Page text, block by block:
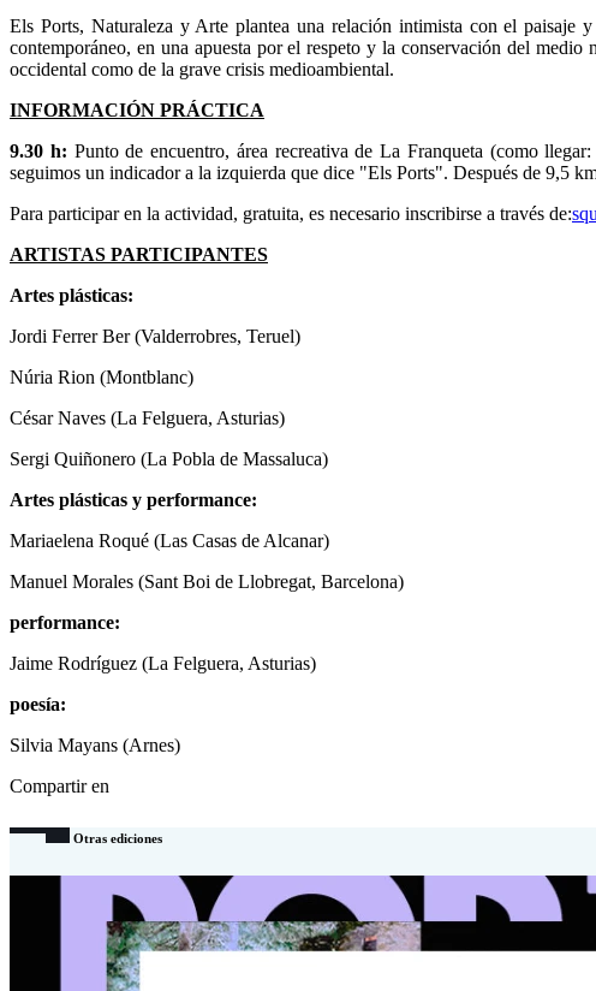
Els Ports, Naturaleza y Arte plantea una relación intimista con el paisaje
contemporáneo, en una apuesta por el respeto y la conservación del
occidental como de la grave crisis medioambiental.
INFORMACIÓN PRÁCTICA
9.30 h: Punto de encuentro, área recreativa de La Franqueta (como
seguimos un indicador a la izquierda que dice "Els Ports". Después de 9,5
Para participar en la actividad, gratuita, es necesario inscribirse a través de:
ARTISTAS PARTICIPANTES
Artes plásticas:
Jordi Ferrer Ber (Valderrobres, Teruel)
Núria Rion (Montblanc)
César Naves (La Felguera, Asturias)
Sergi Quiñonero (La Pobla de Massaluca)
Artes plásticas y performance:
Mariaelena Roqué (Las Casas de Alcanar)
Manuel Morales (Sant Boi de Llobregat, Barcelona)
performance:
Jaime Rodríguez (La Felguera, Asturias)
poesía:
Silvia Mayans (Arnes)
Compartir en
Otras ediciones